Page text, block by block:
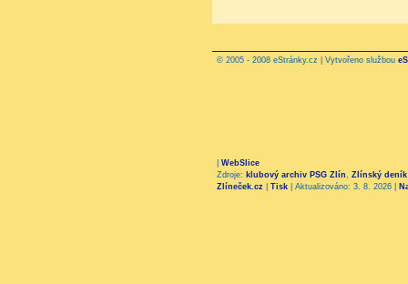
© 2005 - 2008 eStránky.cz | Vytvořeno službou
WebSlice
Zdroje: klubový archiv PSG Zlín, Zlínský deník
Zlíneček.cz
Tisk Aktualizováno: 3. 8. 2026